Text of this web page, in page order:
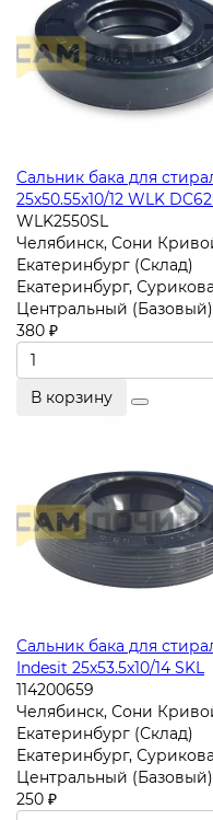
Сальник бака для
25x50.55x10/12 WLK
WLK2550SL
Челябинск, Сони
Екатеринбург (Склад)
Екатеринбург,
Центральный
380 ₽
В корзину
Сальник бака для
Indesit 25x53.5x10/14 SKL
114200659
Челябинск, Сони
Екатеринбург (Склад)
Екатеринбург,
Центральный
250 ₽